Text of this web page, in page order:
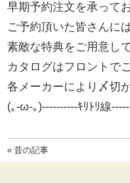
早期予約注文を承って
ご予約頂いた皆さんに
カタログはフロントで
各メーカーにより〆切
(｡-ω-｡)----------ｷﾘﾄﾘ線
« 昔の記事